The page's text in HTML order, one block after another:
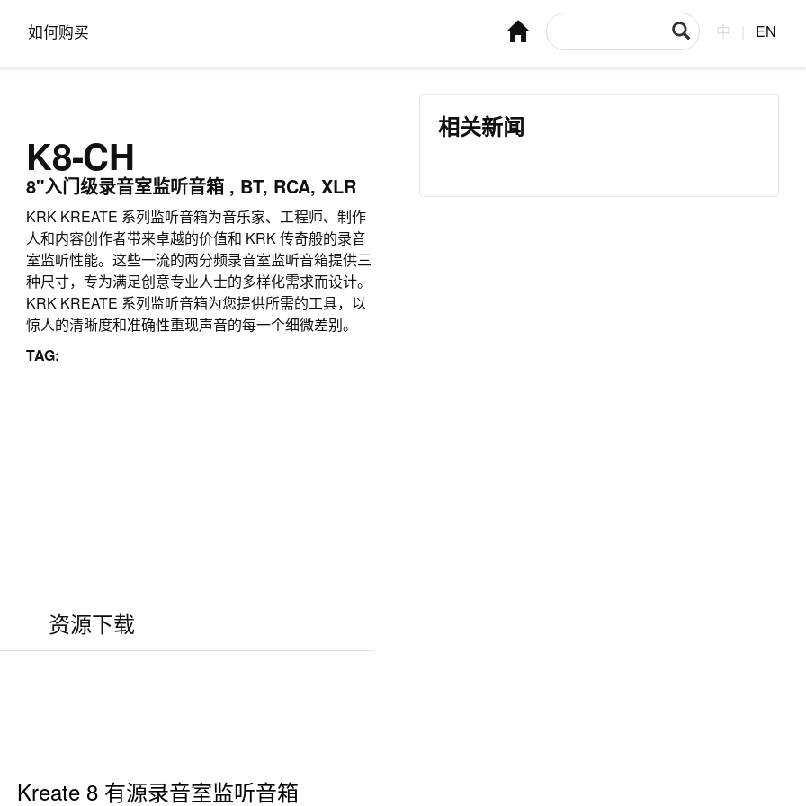
如何购买 中 EN
K8-CH
8"入门级录音室监听音箱 , BT, RCA, XLR
KRK KREATE 系列监听音箱为音乐家、工程师、制作
人和内容创作者带来卓越的价值和 KRK 传奇般的录音
室监听性能。这些一流的两分频录音室监听音箱提供三
种尺寸，专为满足创意专业人士的多样化需求而设计。
KRK KREATE 系列监听音箱为您提供所需的工具，以
惊人的清晰度和准确性重现声音的每一个细微差别。
TAG:
资源下载
Kreate 8 有源录音室监听音箱
相关新闻